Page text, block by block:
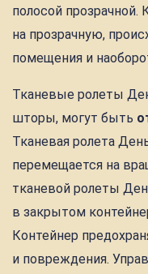
полосой прозрачной.
на прозрачную,
помещения и
Тканевые ролеты
шторы, могут быть
Тканевая ролета
перемещается на
тканевой ролеты
в закрытом
Контейнер
и повреждения.